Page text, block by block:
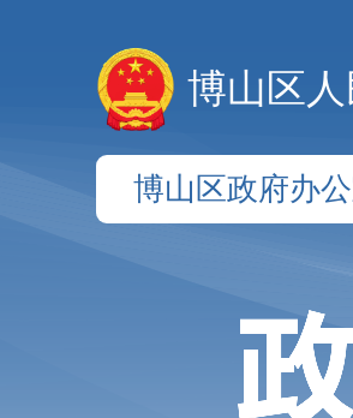
博山区
博山区政府办